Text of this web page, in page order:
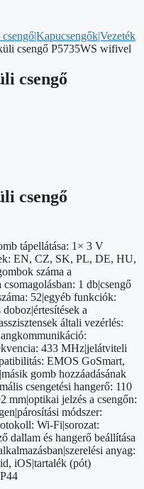
csengő P5735WS wifivel
csengő
csengő
tápellátása: 1× 3 V
EN, CZ, SK, PL, DE, HU,
száma a
1 db|csengő
52|egyéb funkciók:
a
általi vezérlés:
433 MHz|jelátviteli
EMOS GoSmart,
gomb hozzáadásának
csengetési hangerő: 110
mm|optikai jelzés a csengőn:
módszer:
Wi-Fi|sorozat:
dallam és hangerő beállítása
anyag:
iOS|tartalék (pót)